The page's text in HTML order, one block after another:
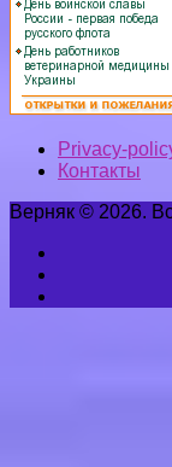
Privacy-
Контакты
Верняк © 2026.